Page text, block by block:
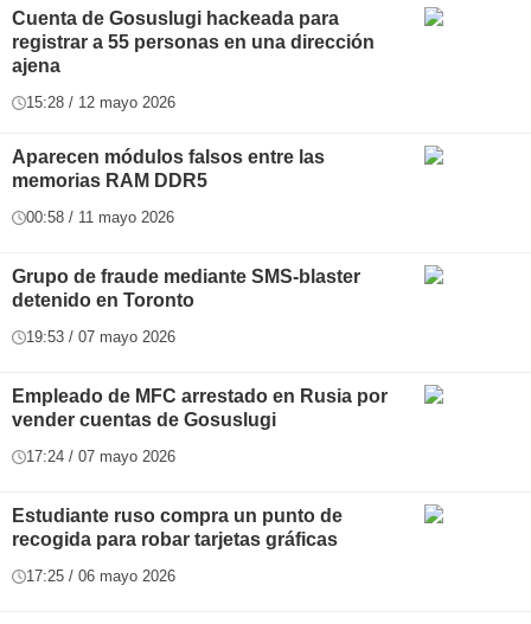
Cuenta de Gosuslugi hackeada para
registrar a 55 personas en una dirección
ajena
15:28 / 12 mayo 2026
Aparecen módulos falsos entre las
memorias RAM DDR5
00:58 / 11 mayo 2026
Grupo de fraude mediante SMS-blaster
detenido en Toronto
19:53 / 07 mayo 2026
Empleado de MFC arrestado en Rusia por
vender cuentas de Gosuslugi
17:24 / 07 mayo 2026
Estudiante ruso compra un punto de
recogida para robar tarjetas gráficas
17:25 / 06 mayo 2026